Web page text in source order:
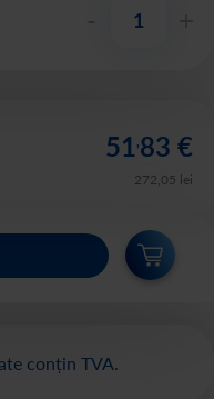
51 ,83 €
272,05 lei
conțin TVA.